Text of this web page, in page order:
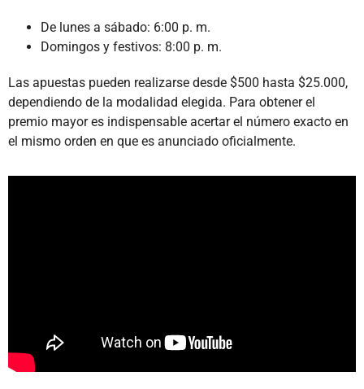
De lunes a sábado: 6:00 p. m.
Domingos y festivos: 8:00 p. m.
Las apuestas pueden realizarse desde $500 hasta $25.000,
dependiendo de la modalidad elegida. Para obtener el
premio mayor es indispensable acertar el número exacto en
el mismo orden en que es anunciado oficialmente.